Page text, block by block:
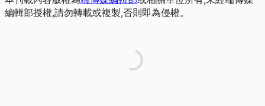
編輯部授權,請勿轉載或複製,否則即為侵權。